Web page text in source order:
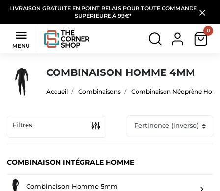
LIVRAISON GRATUITE EN POINT RELAIS POUR TOUTE COMMANDE
SUPÉRIEURE À 99€*

MENU
0
COMBINAISON HOMME 4MM
Accueil Combinaisons Combinaison Néoprène
Filtres
COMBINAISON INTÉGRALE HOMME
Combinaison Homme 5mm